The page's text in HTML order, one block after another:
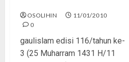
OSOLIHIN
11/01/2010
0
gaulislam edisi 116/tahun ke-
3 (25 Muharram 1431 H/11